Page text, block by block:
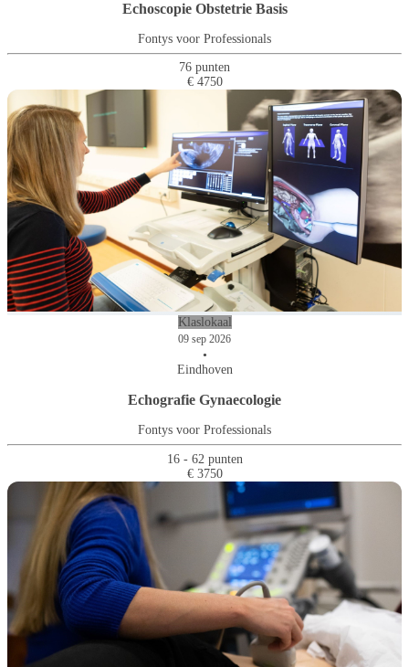
Echoscopie Obstetrie Basis
Fontys voor Professionals
76 punten
€ 4750
Klaslokaal
09 sep 2026
•
Eindhoven
Echografie Gynaecologie
Fontys voor Professionals
16 - 62 punten
€ 3750